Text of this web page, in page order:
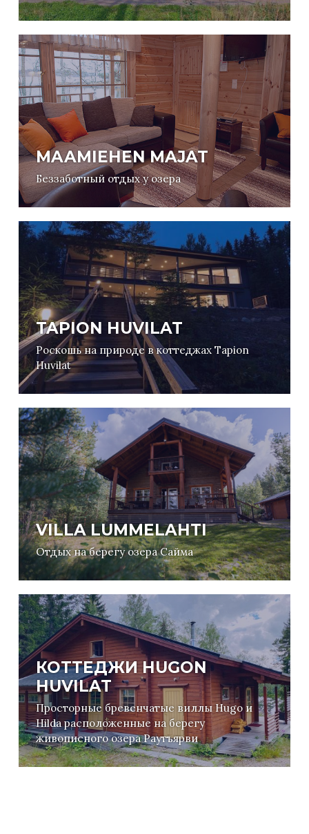
MAAMIEHEN MAJAT
Беззаботный отдых у озера
TAPION HUVILAT
Роскошь на природе в коттеджах Tapion
Huvilat
VILLA LUMMELAHTI
Отдых на берегу озера Сайма
КОТТЕДЖИ HUGON
HUVILAT
Просторные бревенчатые виллы Hugo и
Hilda расположенные на берегу
живописного озера Раутъярви